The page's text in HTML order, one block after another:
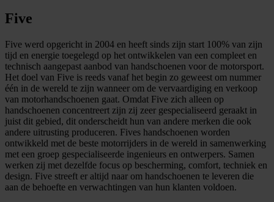
Five
Five werd opgericht in 2004 en heeft sinds zijn start 100% van zijn
tijd en energie toegelegd op het ontwikkelen van een compleet en
technisch aangepast aanbod van handschoenen voor de motorsport.
Het doel van Five is reeds vanaf het begin zo geweest om nummer
één in de wereld te zijn wanneer om de vervaardiging en verkoop
van motorhandschoenen gaat. Omdat Five zich alleen op
handschoenen concentreert zijn zij zeer gespecialiseerd geraakt in
juist dit gebied, dit onderscheidt hun van andere merken die ook
andere uitrusting produceren. Fives handschoenen worden
ontwikkeld met de beste motorrijders in de wereld in samenwerking
met een groep gespecialiseerde ingenieurs en ontwerpers. Samen
werken zij met dezelfde focus op bescherming, comfort, techniek en
design. Five streeft er altijd naar om handschoenen te leveren die
aan de behoefte en verwachtingen van hun klanten voldoen.